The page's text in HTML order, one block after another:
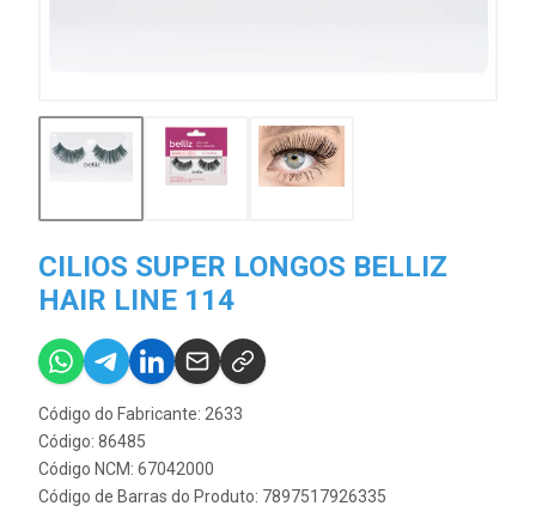
CILIOS SUPER LONGOS BELLIZ
HAIR LINE 114
Código do Fabricante: 2633
Código: 86485
Código NCM: 67042000
Código de Barras do Produto: 7897517926335